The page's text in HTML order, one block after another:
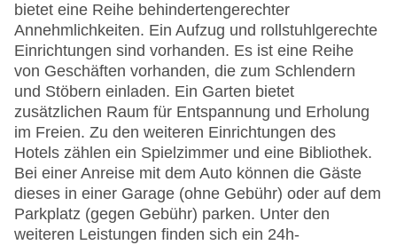
bietet eine Reihe behindertengerechter
Annehmlichkeiten. Ein Aufzug und rollstuhlgerechte
Einrichtungen sind vorhanden. Es ist eine Reihe
von Geschäften vorhanden, die zum Schlendern
und Stöbern einladen. Ein Garten bietet
zusätzlichen Raum für Entspannung und Erholung
im Freien. Zu den weiteren Einrichtungen des
Hotels zählen ein Spielzimmer und eine Bibliothek.
Bei einer Anreise mit dem Auto können die Gäste
dieses in einer Garage (ohne Gebühr) oder auf dem
Parkplatz (gegen Gebühr) parken. Unter den
weiteren Leistungen finden sich ein 24h-